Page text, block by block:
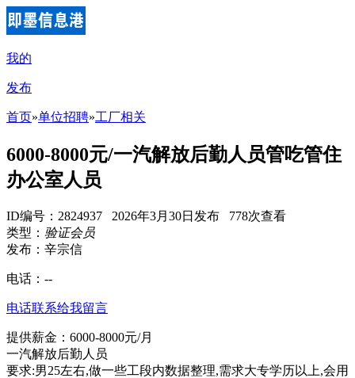
我的
发布
首页»单位招聘»工厂相关
6000-8000元/一汽解放后勤人员管吃管住
办公室人员
ID编号：2824937 2026年3月30日发布 778次查看
类型： 验证会员
发布：辛宗信
电话： --
电话联系给我留言
提供薪金：6000-8000元/月
一汽解放后勤人员
要求:男25左右,做一些工段内数据整理,需求大专学历以上,会用